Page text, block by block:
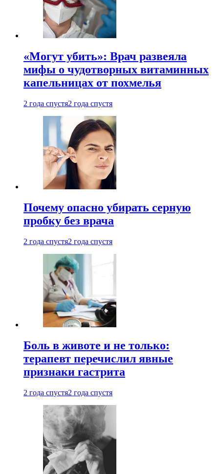
«Могут убить»: Врач развеяла
мифы о чудотворных витаминных
капельницах от похмелья
2 года спустя2 года спустя
Почему опасно убирать серную
пробку без врача
2 года спустя2 года спустя
Боль в животе и не только:
терапевт перечислил явные
признаки гастрита
2 года спустя2 года спустя